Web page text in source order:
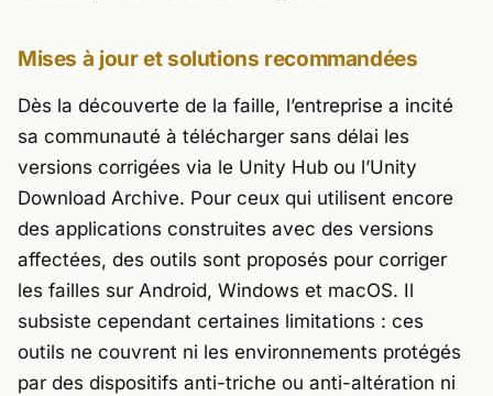
Mises à jour et solutions recommandées
Dès la découverte de la faille, l’entreprise a incité
sa communauté à télécharger sans délai les
versions corrigées via le Unity Hub ou l’Unity
Download Archive. Pour ceux qui utilisent encore
des applications construites avec des versions
affectées, des outils sont proposés pour corriger
les failles sur Android, Windows et macOS. Il
subsiste cependant certaines limitations : ces
outils ne couvrent ni les environnements protégés
par des dispositifs anti-triche ou anti-altération ni